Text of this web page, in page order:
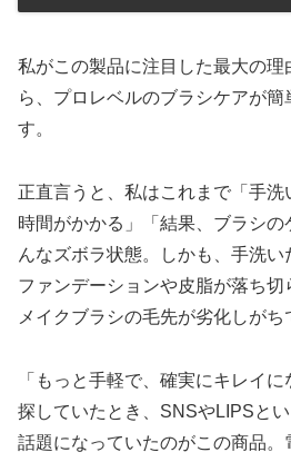
私がこの製品に注目した最大の
ら、プロレベルのブラシケアが
す。
正直言うと、私はこれまで「手洗
時間がかかる」「結果、ブラシ
んなズボラ状態。しかも、手洗
ファンデーションや皮脂が落ち
メイクブラシの毛先が劣化しがち
「もっと手軽で、確実にキレイ
探していたとき、SNSやLIPSと
話題になっていたのがこの商品